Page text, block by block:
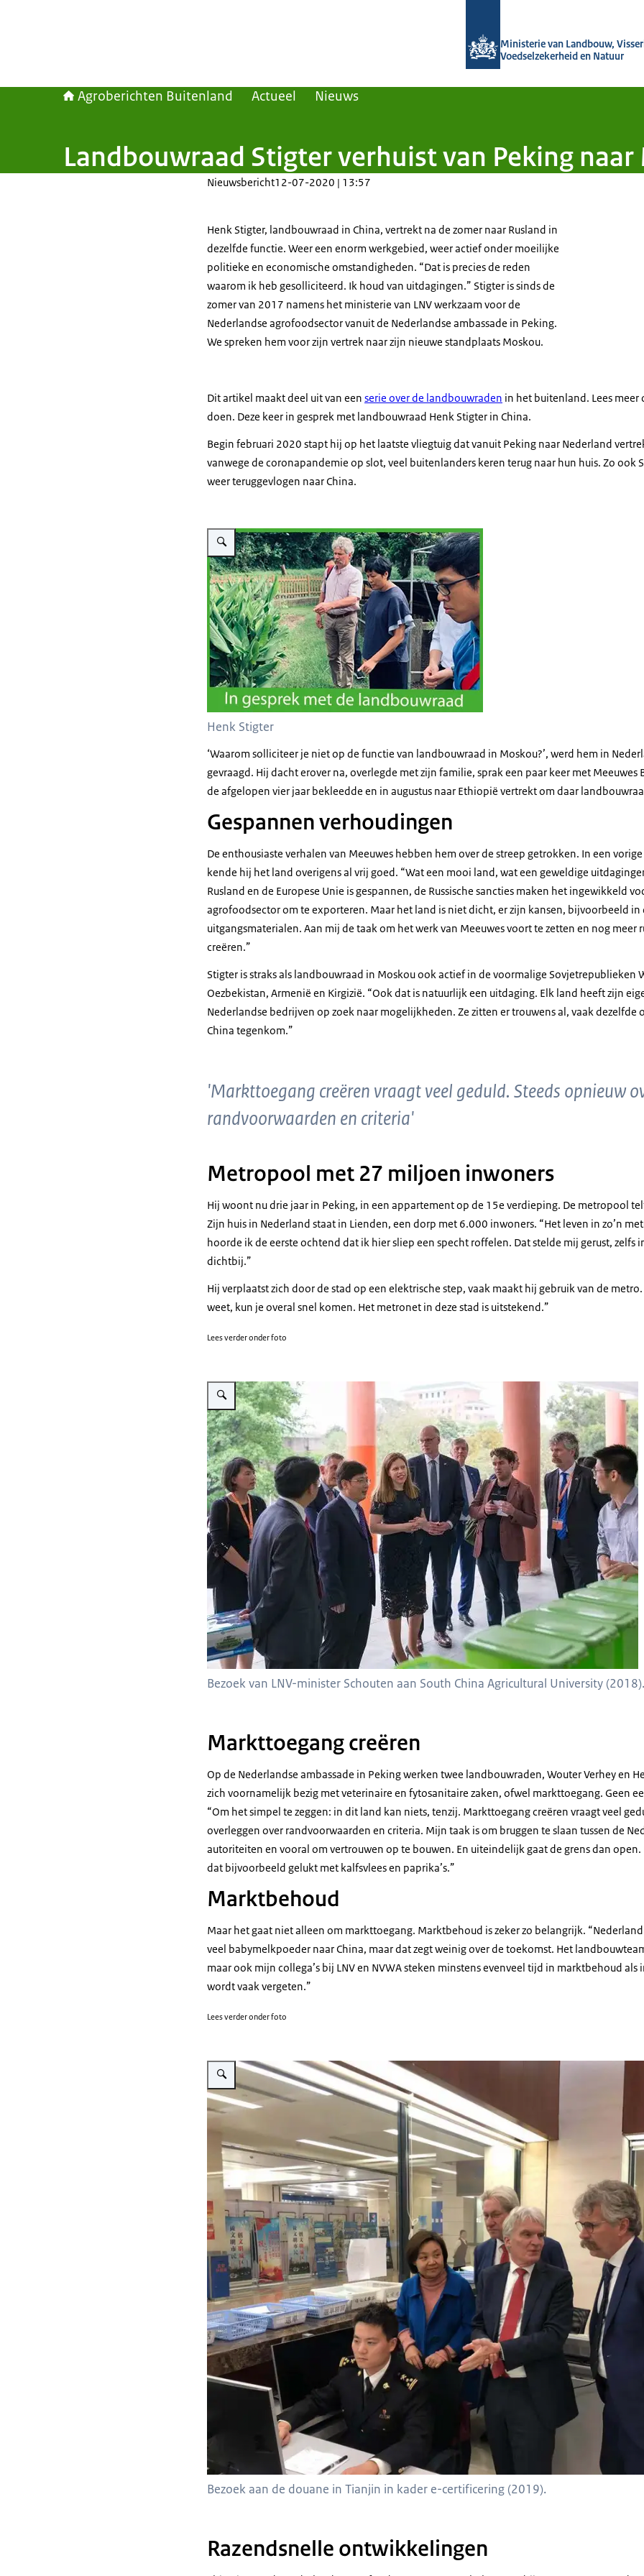
Ministerie van Landbouw,
Voedselzekerheid en Natuur
Agroberichten Buitenland Actueel Nieuws
Landbouwraad Stigter verhuist van Peking naar
Nieuwsbericht12-07-2020 | 13:57
Henk Stigter, landbouwraad in China, vertrekt na de zomer naar Rusland in
dezelfde functie. Weer een enorm werkgebied, weer actief onder moeilijke
politieke en economische omstandigheden. “Dat is precies de reden
waarom ik heb gesolliciteerd. Ik houd van uitdagingen.” Stigter is sinds de
zomer van 2017 namens het ministerie van LNV werkzaam voor de
Nederlandse agrofoodsector vanuit de Nederlandse ambassade in Peking.
We spreken hem voor zijn vertrek naar zijn nieuwe standplaats Moskou.
Dit artikel maakt deel uit van een serie over de landbouwraden in het buitenland. Lees meer
doen. Deze keer in gesprek met landbouwraad Henk Stigter in China.
Begin februari 2020 stapt hij op het laatste vliegtuig dat vanuit Peking naar Nederland
vanwege de coronapandemie op slot, veel buitenlanders keren terug naar hun huis. Zo ook
weer teruggevlogen naar China.
Vergroot afbeelding Henk Stigter
Henk Stigter
‘Waarom solliciteer je niet op de functie van landbouwraad in Moskou?’, werd hem in
gevraagd. Hij dacht erover na, overlegde met zijn familie, sprak een paar keer met Meeuwes
de afgelopen vier jaar bekleedde en in augustus naar Ethiopië vertrekt om daar
Gespannen verhoudingen
De enthousiaste verhalen van Meeuwes hebben hem over de streep getrokken. In een
kende hij het land overigens al vrij goed. “Wat een mooi land, wat een geweldige
Rusland en de Europese Unie is gespannen, de Russische sancties maken het ingewikkeld
agrofoodsector om te exporteren. Maar het land is niet dicht, er zijn kansen, bijvoorbeeld in
uitgangsmaterialen. Aan mij de taak om het werk van Meeuwes voort te zetten en nog meer
creëren.”
Stigter is straks als landbouwraad in Moskou ook actief in de voormalige Sovjetrepublieken
Oezbekistan, Armenië en Kirgizië. “Ook dat is natuurlijk een uitdaging. Elk land heeft zijn
Nederlandse bedrijven op zoek naar mogelijkheden. Ze zitten er trouwens al, vaak dezelfde
China tegenkom.”
'Markttoegang creëren vraagt veel geduld. Steeds opnieuw
randvoorwaarden en criteria'
Metropool met 27 miljoen inwoners
Hij woont nu drie jaar in Peking, in een appartement op de 15e verdieping. De metropool
Zijn huis in Nederland staat in Lienden, een dorp met 6.000 inwoners. “Het leven in zo’n
hoorde ik de eerste ochtend dat ik hier sliep een specht roffelen. Dat stelde mij gerust, zelfs
dichtbij.”
Hij verplaatst zich door de stad op een elektrische step, vaak maakt hij gebruik van de metro.
weet, kun je overal snel komen. Het metronet in deze stad is uitstekend.”
Lees verder onder foto
Vergroot afbeelding Bezoek van LNV-minister Schouten aan South China Agricultural University (2018)
Bezoek van LNV-minister Schouten aan South China Agricultural University (2018).
Markttoegang creëren
Op de Nederlandse ambassade in Peking werken twee landbouwraden, Wouter Verhey en
zich voornamelijk bezig met veterinaire en fytosanitaire zaken, ofwel markttoegang. Geen
“Om het simpel te zeggen: in dit land kan niets, tenzij. Markttoegang creëren vraagt veel
overleggen over randvoorwaarden en criteria. Mijn taak is om bruggen te slaan tussen de
autoriteiten en vooral om vertrouwen op te bouwen. En uiteindelijk gaat de grens dan
dat bijvoorbeeld gelukt met kalfsvlees en paprika’s.”
Marktbehoud
Maar het gaat niet alleen om markttoegang. Marktbehoud is zeker zo belangrijk.
veel babymelkpoeder naar China, maar dat zegt weinig over de toekomst. Het
maar ook mijn collega’s bij LNV en NVWA steken minstens evenveel tijd in marktbehoud
wordt vaak vergeten.”
Lees verder onder foto
Vergroot afbeelding Bezoek aan de douane in Tianjin in kader e-certificering (2019)
Bezoek aan de douane in Tianjin in kader e-certificering (2019).
Razendsnelle ontwikkelingen